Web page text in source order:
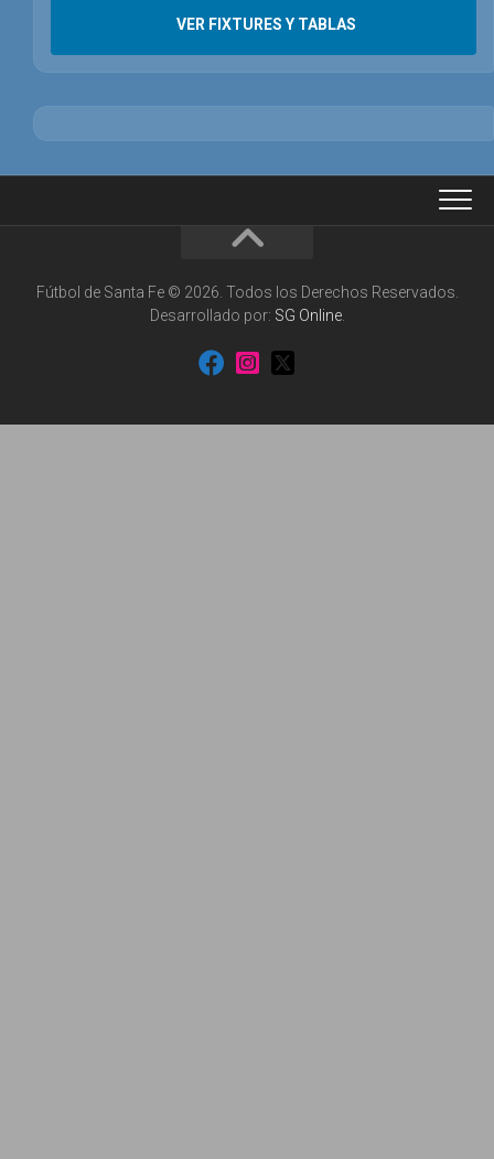
VER FIXTURES Y TABLAS
Fútbol de Santa Fe © 2026. Todos los Derechos Reservados.
Desarrollado por: SG Online.